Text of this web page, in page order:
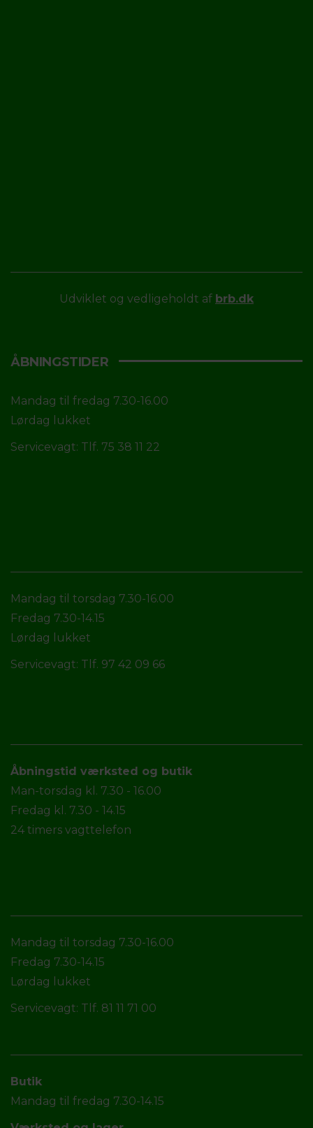
Udviklet og vedligeholdt af brb.dk
ÅBNINGSTIDER
Mandag til fredag 7.30-16.00
Lørdag lukket
Servicevagt: Tlf. 75 38 11 22
Mandag til torsdag 7.30-16.00
Fredag 7.30-14.15
Lørdag lukket
Servicevagt: Tlf. 97 42 09 66
Åbningstid værksted og butik
Man-torsdag kl. 7.30 - 16.00
Fredag kl. 7.30 - 14.15
24 timers vagttelefon
Mandag til torsdag 7.30-16.00
Fredag 7.30-14.15
Lørdag lukket
Servicevagt: Tlf. 81 11 71 00
Butik
Mandag til fredag 7.30-14.15